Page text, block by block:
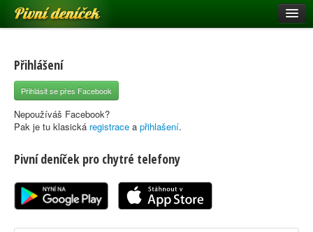
Pivní deníček
Pivní mapa
Pivní značky
Nápověda
Registrace
Přihlášení
Přihlásit se přes Facebook
Nepoužíváš Facebook?
Pak je tu klasická registrace a přihlašení.
Pivní deníček pro chytré telefony